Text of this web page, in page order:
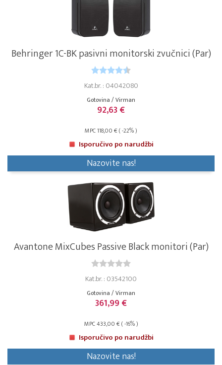
Behringer 1C-BK pasivni monitorski zvučnici (Par)
Kat.br. : 04042080
Gotovina / Virman
92,63 €
MPC 118,00 € ( -22% )
Isporučivo po narudžbi
Nazovite nas!
Avantone MixCubes Passive Black monitori (Par)
Kat.br. : 03542100
Gotovina / Virman
361,99 €
MPC 433,00 € ( -16% )
Isporučivo po narudžbi
Nazovite nas!